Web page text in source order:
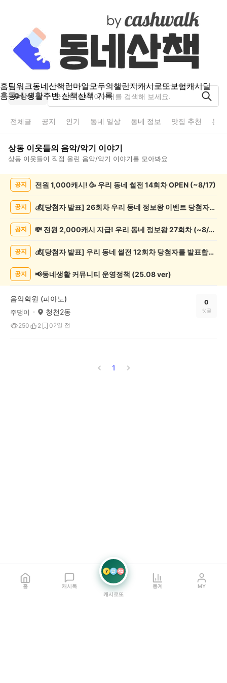
홈팀워크동네산책런마일모두의챌린지캐시로또보험캐시딜
홈동네 생활주변 산책산책 기록
상동
전체글 공지 인기 동네 일상 동네 정보 맛집 추천 분
상동 이웃들의 음악/악기 이야기
상동 이웃들이 직접 올린 음악/악기 이야기를 모아봐요
공지 전원 1,000캐시! 🥳 우리 동네 썰전 14회차 OPEN (~8/17)
공지 💰[당첨자 발표] 26회차 우리 동네 정보왕 이벤트 당첨자를 발표합니다!
공지 💸 전원 2,000캐시 지급! 우리 동네 정보왕 27회차 (~8/10)
공지 💰[당첨자 발표] 우리 동네 썰전 12회차 당첨자를 발표합니다!
공지 📢동네생활 커뮤니티 운영정책 (25.08 ver)
음악학원 (피아노)
주댕이 청천2동
250 2 02일 전
0
댓글
1
홈 캐시톡
7 21 42
캐시로또
통계 MY